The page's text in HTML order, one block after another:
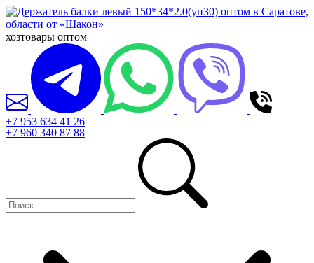
хозтовары оптом
+7 953 634 41 26
+7 960 340 87 88